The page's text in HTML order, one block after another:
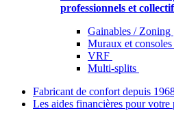
professionnels et
Gainables / Zoning
Muraux et consoles
VRF
Multi-splits
Fabricant de confort depuis
Les aides financières pour votre